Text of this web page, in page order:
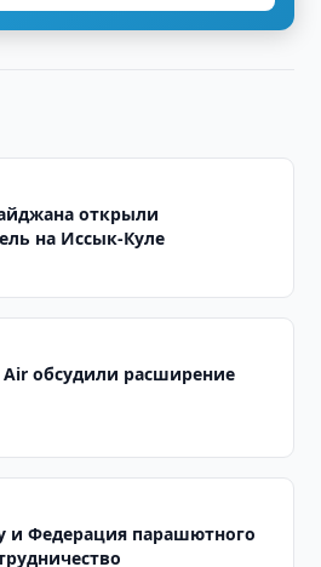
открыли
на Иссык-Куле
Air обсудили расширение
и Федерация парашютного